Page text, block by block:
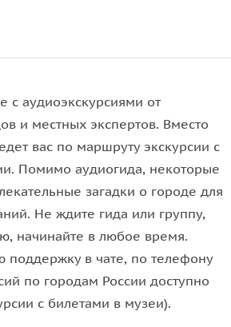
— Черная Пирамида.
себя чемпионами
горы и простор вокруг
общественно-культурного
фонтана на его
транспортом, личным
расстояния в 7 км.
по маршруту, как живой гид, с
с аудиоэкскурсиями от
и местных экспертов. Вместо
вас по маршруту экскурсии с
Помимо аудиогида, некоторые
загадки о городе для
Не ждите гида или группу,
начинайте в любое время.
в чате, по телефону
по городам России доступно
с билетами в музеи).